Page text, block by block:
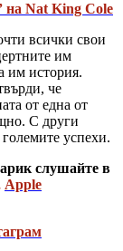
на Nat King Cole
всички свои
им
им история.
че
от една от
С други
успехи.
слушайте в
Apple